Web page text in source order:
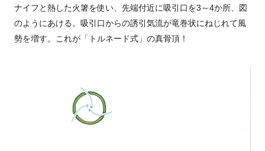
ナイフと熱した火箸を使い、先端付近に吸引口を3～4か所、図
のようにあける。吸引口からの誘引気流が竜巻状にねじれて風
勢を増す。これが「トルネード式」の真骨頂！